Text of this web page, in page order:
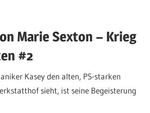
Marie Sexton – Krieg
#2
Kasey den alten, PS-starken
sieht, ist seine Begeisterung